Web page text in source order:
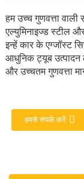
हम उच्च गुणवत्ता
एल्युमिनाइज्ड स्टील
इन्हें कार के एग्जॉस्ट
आधुनिक ट्यूब उत्पादन
और उच्चतम गुणवत्ता
हमसे संपर्क करें